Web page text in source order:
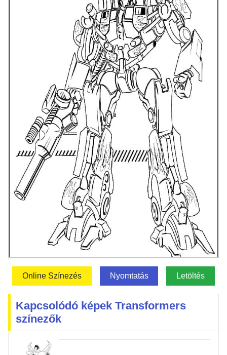
Online Színezés Nyomtatás Letöltés
Kapcsolódó képek Transformers
színezők